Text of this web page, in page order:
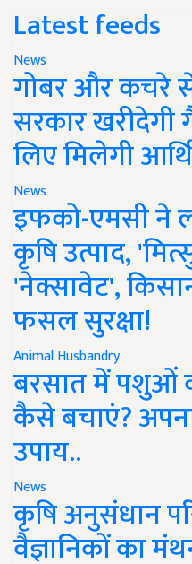
Latest feeds
News
गोबर और कचरे
सरकार
लिए मिलेगी
News
इफको-एमसी ने
कृषि उत्पाद,
'नेक्सावेट',
फसल सुरक्षा!
Animal Husbandry
बरसात में पशुओं
कैसे बचाएं?
उपाय..
News
कृषि अनुसंधान
वैज्ञानिकों का